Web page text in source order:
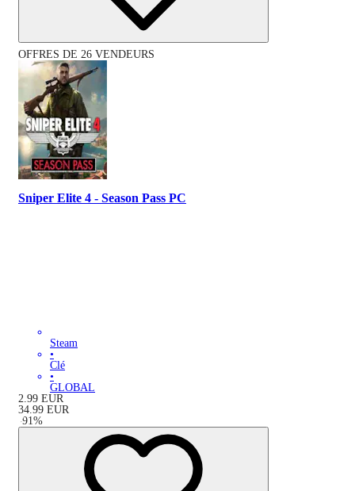
OFFRES DE 26 VENDEURS
Sniper Elite 4 - Season Pass PC
Steam
•
Clé
•
GLOBAL
2.99 EUR
34.99 EUR
-91%